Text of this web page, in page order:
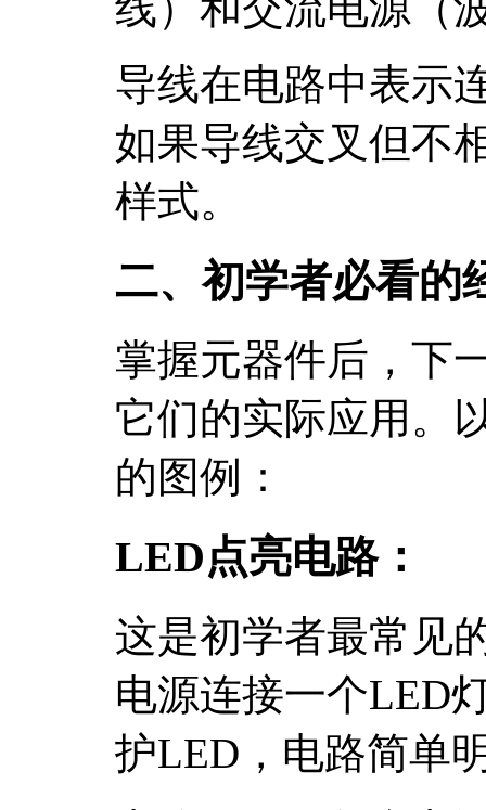
导线在电路中表示
如果导线交叉但不
样式。
二、初学者必看的
掌握元器件后，下
它们的实际应用。
的图例：
LED点亮电路：
这是初学者最常见
电源连接一个LED
护LED，电路简单